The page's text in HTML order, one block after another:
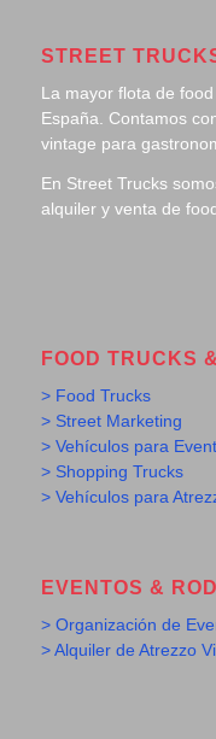
STREET
La mayor flota de
España. Contamos
vintage para
En Street Trucks
alquiler y venta de
FOOD TRUCKS
> Food Trucks
> Street Marketing
> Vehículos para
> Shopping Trucks
> Vehículos para
EVENTOS &
> Organización de
> Alquiler de Atrezzo